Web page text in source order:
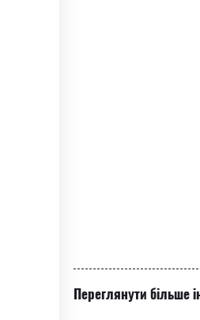
Переглянути більше